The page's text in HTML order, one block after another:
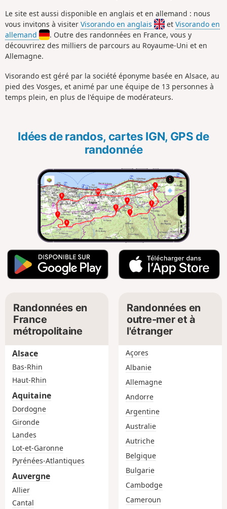
Le site est aussi disponible en anglais et en allemand : nous
vous invitons à visiter Visorando en anglais et Visorando en
allemand
. Outre des randonnées en France, vous y
découvrirez des milliers de parcours au Royaume-Uni et en
Allemagne.
Visorando est géré par la société éponyme basée en Alsace, au
pied des Vosges, et animé par une équipe de 13 personnes à
temps plein, en plus de l'équipe de modérateurs.
Idées de randos, cartes IGN, GPS de
randonnée
Randonnées en
France
métropolitaine
Alsace
Bas-Rhin
Haut-Rhin
Aquitaine
Dordogne
Gironde
Landes
Lot-et-Garonne
Pyrénées-Atlantiques
Auvergne
Allier
Cantal
Randonnées en
outre-mer et à
l'étranger
Açores
Albanie
Allemagne
Andorre
Argentine
Australie
Autriche
Belgique
Bulgarie
Cambodge
Cameroun